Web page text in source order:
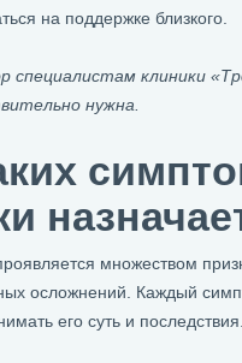
на поддержке близкого.
специалистам клиники
нужна.
множеством
осложнений. Каждый
его суть и последствия.